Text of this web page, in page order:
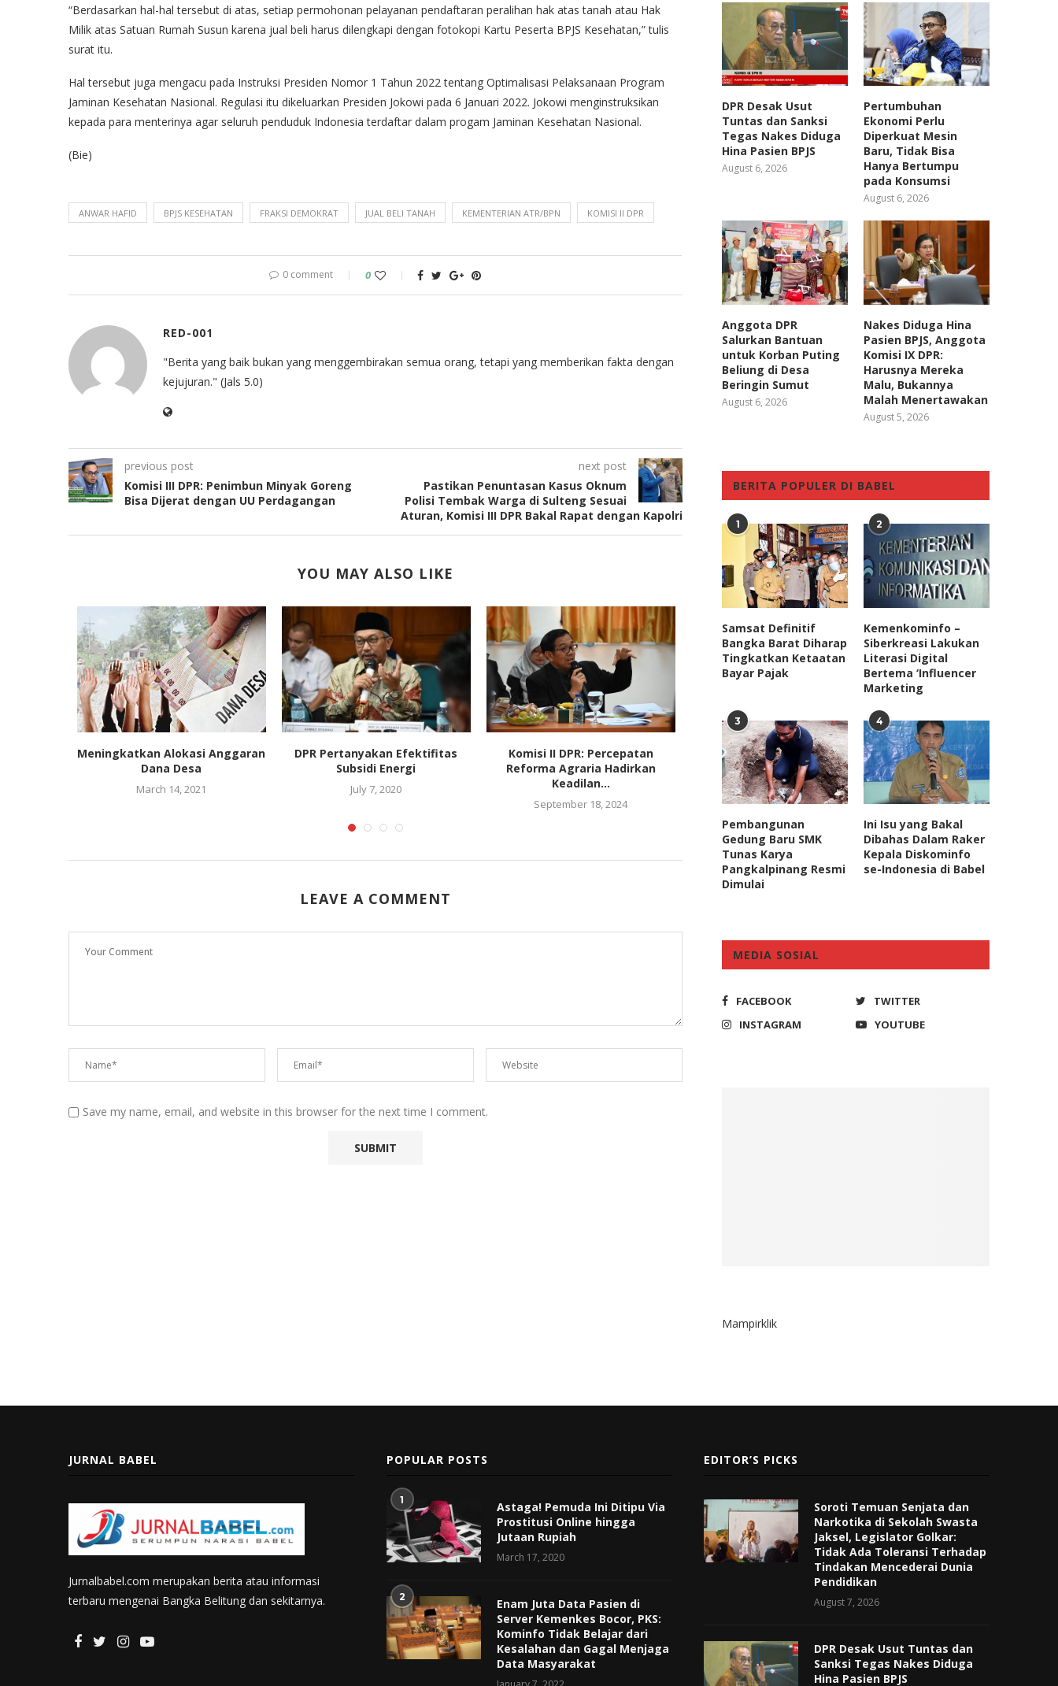
“Berdasarkan hal-hal tersebut di atas, setiap permohonan pelayanan pendaftaran peralihan hak atas tanah atau Hak
Milik atas Satuan Rumah Susun karena jual beli harus dilengkapi dengan fotokopi Kartu Peserta BPJS Kesehatan,” tulis
surat itu.
Hal tersebut juga mengacu pada Instruksi Presiden Nomor 1 Tahun 2022 tentang Optimalisasi Pelaksanaan Program
Jaminan Kesehatan Nasional. Regulasi itu dikeluarkan Presiden Jokowi pada 6 Januari 2022. Jokowi menginstruksikan
kepada para menterinya agar seluruh penduduk Indonesia terdaftar dalam progam Jaminan Kesehatan Nasional.
(Bie)
ANWAR HAFID BPJS KESEHATAN FRAKSI DEMOKRAT JUAL BELI TANAH KEMENTERIAN ATR/BPN KOMISI II DPR
0 comment 0
RED-001
"Berita yang baik bukan yang menggembirakan semua orang, tetapi yang memberikan fakta dengan
kejujuran." (Jals 5.0)
previous post
Komisi III DPR: Penimbun Minyak Goreng
Bisa Dijerat dengan UU Perdagangan
next post
Pastikan Penuntasan Kasus Oknum
Polisi Tembak Warga di Sulteng Sesuai
Aturan, Komisi III DPR Bakal Rapat dengan Kapolri
YOU MAY ALSO LIKE
Meningkatkan Alokasi Anggaran
Dana Desa
March 14, 2021
DPR Pertanyakan Efektifitas
Subsidi Energi
July 7, 2020
Komisi II DPR: Percepatan
Reforma Agraria Hadirkan
Keadilan...
September 18, 2024
Menanti Keberpihakan
Pemerintah Terhadap
Penggunaan Energi Baru
Terbarukan
August 15, 2020
DPR Harap Merger BUMN di
Tak Timbulkan...
December 31, 2024
LEAVE A COMMENT
Save my name, email, and website in this browser for the next time I comment.
DPR Desak Usut
Tuntas dan Sanksi
Tegas Nakes Diduga
Hina Pasien BPJS
August 6, 2026
Pertumbuhan
Ekonomi Perlu
Diperkuat Mesin
Baru, Tidak Bisa
Hanya Bertumpu
pada Konsumsi
August 6, 2026
Anggota DPR
Salurkan Bantuan
untuk Korban Puting
Beliung di Desa
Beringin Sumut
August 6, 2026
Nakes Diduga Hina
Pasien BPJS, Anggota
Komisi IX DPR:
Harusnya Mereka
Malu, Bukannya
Malah Menertawakan
August 5, 2026
BERITA POPULER DI BABEL
1
Samsat Definitif
Bangka Barat Diharap
Tingkatkan Ketaatan
Bayar Pajak
2
Kemenkominfo –
Siberkreasi Lakukan
Literasi Digital
Bertema ‘Influencer
Marketing
3
Pembangunan
Gedung Baru SMK
Tunas Karya
Pangkalpinang Resmi
Dimulai
4
Ini Isu yang Bakal
Dibahas Dalam Raker
Kepala Diskominfo
se-Indonesia di Babel
MEDIA SOSIAL
FACEBOOK
TWITTER
INSTAGRAM
YOUTUBE
Mampirklik
JURNAL BABEL
Jurnalbabel.com merupakan berita atau informasi
terbaru mengenai Bangka Belitung dan sekitarnya.
POPULAR POSTS
1
Astaga! Pemuda Ini Ditipu Via
Prostitusi Online hingga
Jutaan Rupiah
March 17, 2020
2
Enam Juta Data Pasien di
Server Kemenkes Bocor, PKS:
Kominfo Tidak Belajar dari
Kesalahan dan Gagal Menjaga
Data Masyarakat
EDITOR’S PICKS
Soroti Temuan Senjata dan
Narkotika di Sekolah Swasta
Jaksel, Legislator Golkar:
Tidak Ada Toleransi Terhadap
Tindakan Mencederai Dunia
Pendidikan
August 7, 2026
DPR Desak Usut Tuntas dan
Sanksi Tegas Nakes Diduga
Hina Pasien BPJS